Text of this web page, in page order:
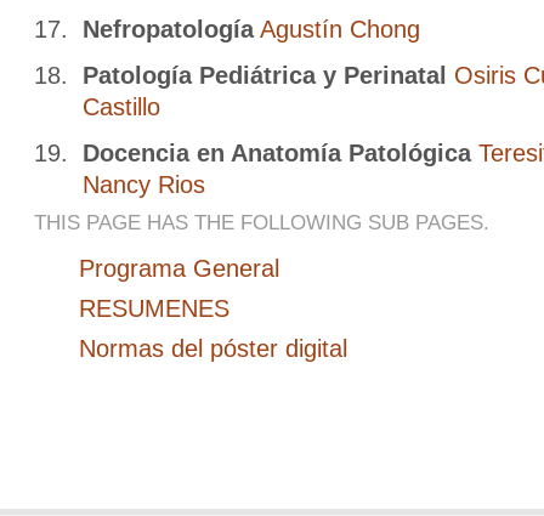
Nefropatología Agustín Chong
Patología Pediátrica y Perinatal Osiris
Castillo
Docencia en Anatomía Patológica
Nancy Rios
THIS PAGE HAS THE FOLLOWING SUB PAGES.
Programa General
RESUMENES
Normas del póster digital